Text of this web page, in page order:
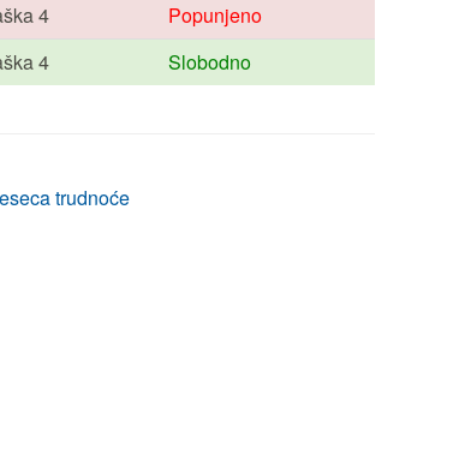
4
Popunjeno
4 Slobodno
trudnoće